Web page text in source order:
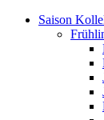
Saison